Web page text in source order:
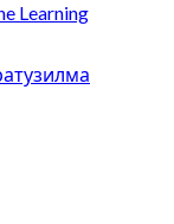
Learning